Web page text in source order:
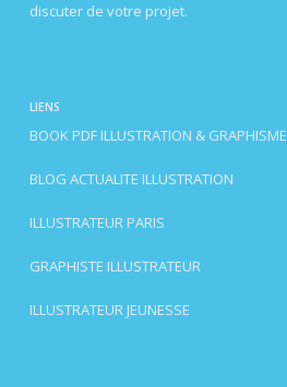
discuter de votre projet.
LIENS
BOOK PDF ILLUSTRATION & GRAPHISME
BLOG ACTUALITE ILLUSTRATION
ILLUSTRATEUR PARIS
GRAPHISTE ILLUSTRATEUR
ILLUSTRATEUR JEUNESSE